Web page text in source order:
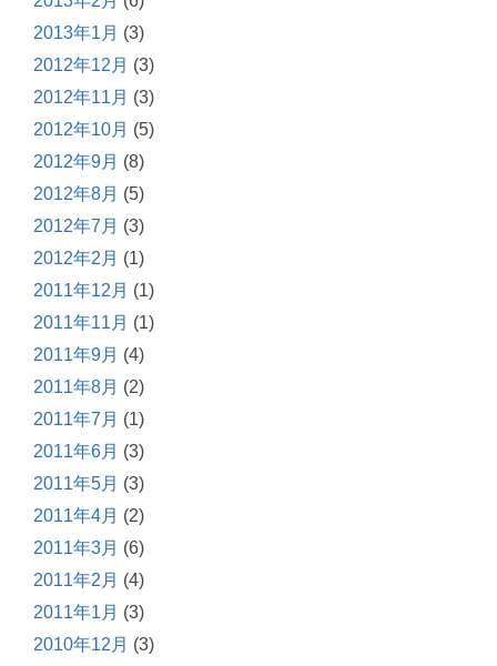
2013年1月 (3)
2012年12月 (3)
2012年11月 (3)
2012年10月 (5)
2012年9月 (8)
2012年8月 (5)
2012年7月 (3)
2012年2月 (1)
2011年12月 (1)
2011年11月 (1)
2011年9月 (4)
2011年8月 (2)
2011年7月 (1)
2011年6月 (3)
2011年5月 (3)
2011年4月 (2)
2011年3月 (6)
2011年2月 (4)
2011年1月 (3)
2010年12月 (3)